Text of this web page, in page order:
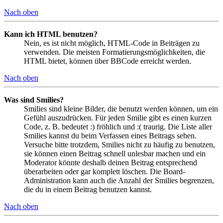
Nach oben
Kann ich HTML benutzen?
Nein, es ist nicht möglich, HTML-Code in Beiträgen zu
verwenden. Die meisten Formatierungsmöglichkeiten, die
HTML bietet, können über BBCode erreicht werden.
Nach oben
Was sind Smilies?
Smilies sind kleine Bilder, die benutzt werden können, um ein
Gefühl auszudrücken. Für jeden Smilie gibt es einen kurzen
Code, z. B. bedeutet :) fröhlich und :( traurig. Die Liste aller
Smilies kannst du beim Verfassen eines Beitrags sehen.
Versuche bitte trotzdem, Smilies nicht zu häufig zu benutzen,
sie können einen Beitrag schnell unlesbar machen und ein
Moderator könnte deshalb deinen Beitrag entsprechend
überarbeiten oder gar komplett löschen. Die Board-
Administration kann auch die Anzahl der Smilies begrenzen,
die du in einem Beitrag benutzen kannst.
Nach oben